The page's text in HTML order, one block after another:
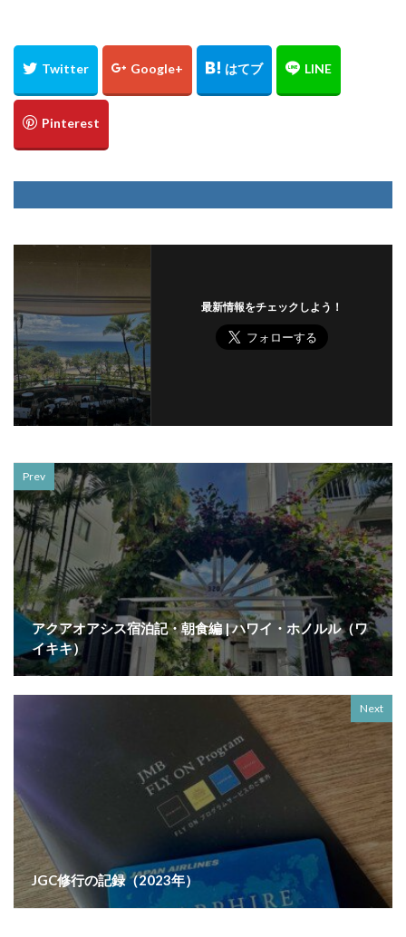
最新情報をチェックしよう！
Prev
アクアオアシス宿泊記・朝食編 | ハワイ・ホノルル（ワ
イキキ）
Next
JGC修行の記録（2023年）